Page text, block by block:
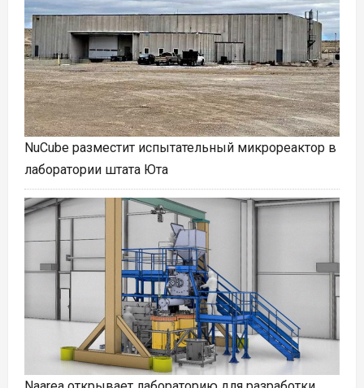
NuCube разместит испытательный микрореактор в
лаборатории штата Юта